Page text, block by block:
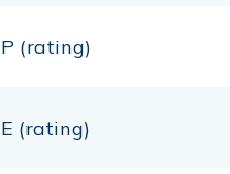
P (rating)
E (rating)